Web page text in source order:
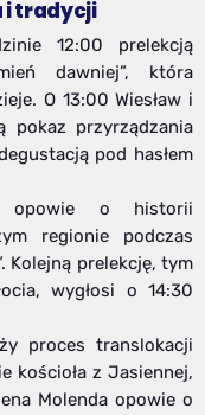
i tradycji
12:00 prelekcją
dawniej”, która
O 13:00 Wiesław i
pokaz przyrządzania
pod hasłem
opowie o historii
regionie podczas
Kolejną prelekcję, tym
wygłosi o 14:30
proces translokacji
kościoła z Jasiennej,
Molenda opowie o